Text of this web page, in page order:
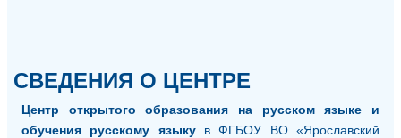
СВЕДЕНИЯ О ЦЕНТРЕ
Центр открытого образования на русском языке и
обучения русскому языкув ФГБОУ ВО «Ярославский